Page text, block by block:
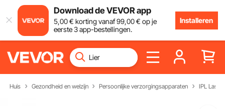
Download de VEVOR app
5,00€ korting vanaf99,00€ op je
eerste 3 app-bestellingen.
Installeren
Huis Gezondheid en welzijn Persoonlijke verzorgingsapparaten IPL